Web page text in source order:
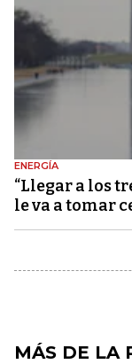
ENERGÍA
“Llegar a los
le va a tomar
MÁS DE LA